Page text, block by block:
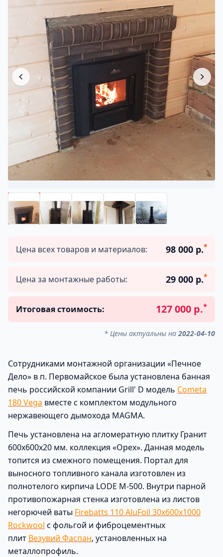
Цена всех товаров и материалов: 98 000 р.*
Цена за монтажные работы: 29 000 р.*
Итоговая стоимость: 127 000 р.*
* Цены актуальны на2022-04-10
Сотрудниками монтажной организации «Печное
Дело» в п. Первомайское была установлена банная
печь российской компании Grill' D модель Cometa
180 Vega вместе с комплектом модульного
нержавеющего дымохода MAGMA.
Печь установлена на агломератную плитку Гранит
600х600х20 мм. коллекция «Орех». Данная модель
топится из смежного помещения. Портал для
выносного топливного канала изготовлен из
полнотелого кирпича LODE M-500. Внутри парной
противопожарная стенка изготовлена из листов
негорючей ваты Firebatts 110 AluFoil 30x600x1000
Rockwool с фольгой и фиброцементных
плит Везувий Фаспан, установленных на
металлопрофиль.